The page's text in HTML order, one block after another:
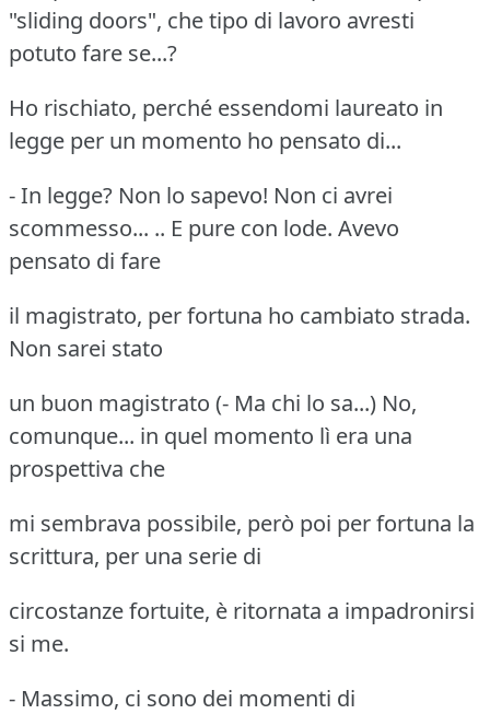
"sliding doors", che tipo di lavoro avresti
potuto fare se...?
Ho rischiato, perché essendomi laureato in
legge per un momento ho pensato di...
- In legge? Non lo sapevo! Non ci avrei
scommesso... .. E pure con lode. Avevo
pensato di fare
il magistrato, per fortuna ho cambiato strada.
Non sarei stato
un buon magistrato (- Ma chi lo sa...) No,
comunque... in quel momento lì era una
prospettiva che
mi sembrava possibile, però poi per fortuna la
scrittura, per una serie di
circostanze fortuite, è ritornata a impadronirsi
si me.
- Massimo, ci sono dei momenti di